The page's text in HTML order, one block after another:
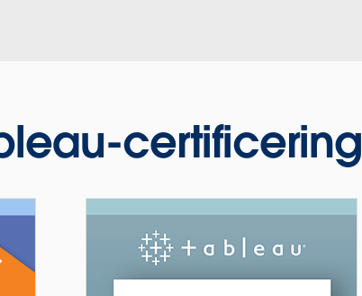
certificering